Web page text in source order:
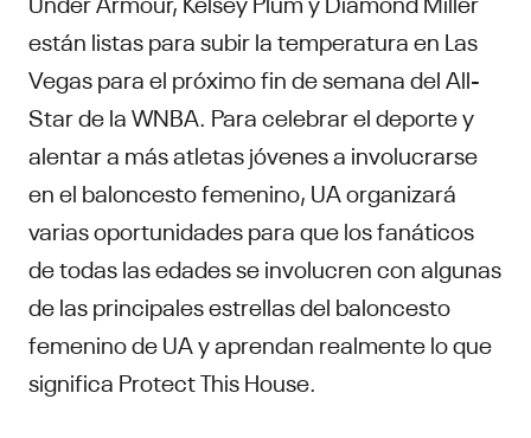
están listas para subir la temperatura en Las
Vegas para el próximo fin de semana del All-
Star de la WNBA. Para celebrar el deporte y
alentar a más atletas jóvenes a involucrarse
en el baloncesto femenino, UA organizará
varias oportunidades para que los fanáticos
de todas las edades se involucren con algunas
de las principales estrellas del baloncesto
femenino de UA y aprendan realmente lo que
significa Protect This House.